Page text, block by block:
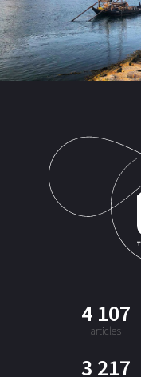
4 107
articles
3 217